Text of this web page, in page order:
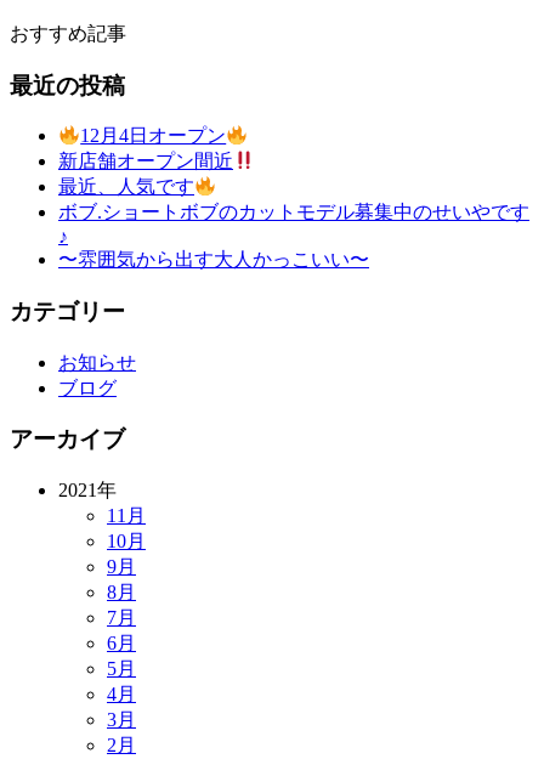
おすすめ記事
最近の投稿
12月4日オープン
新店舗オープン間近
最近、人気です
ボブ.ショートボブのカットモデル募集中のせいやです
♪
〜雰囲気から出す大人かっこいい〜
カテゴリー
お知らせ
ブログ
アーカイブ
2021年
11月
10月
9月
8月
7月
6月
5月
4月
3月
2月